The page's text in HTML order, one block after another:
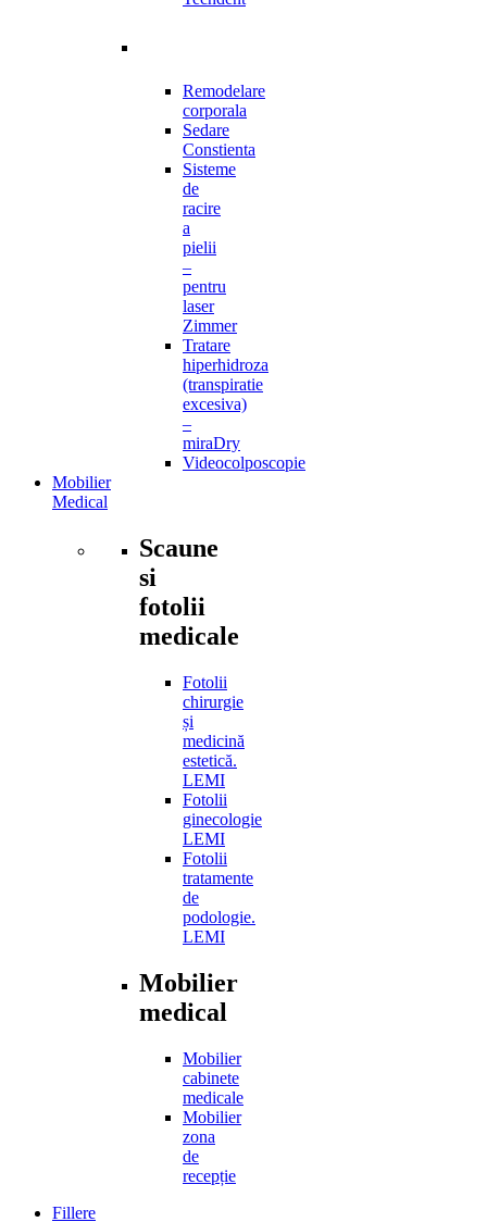
Remodelare
corporala
Sedare
Constienta
Sisteme
de
racire
a
pielii
–
pentru
laser
Zimmer
Tratare
hiperhidroza
(transpiratie
excesiva)
–
miraDry
Videocolposcopie
Mobilier
Medical
Scaune
si
fotolii
medicale
Fotolii
chirurgie
și
medicină
estetică.
LEMI
Fotolii
ginecologie
LEMI
Fotolii
tratamente
de
podologie.
LEMI
Mobilier
medical
Mobilier
cabinete
medicale
Mobilier
zona
de
recepție
Fillere